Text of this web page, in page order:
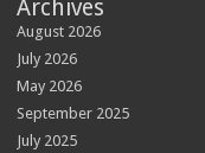
Archives
August 2026
July 2026
May 2026
September 2025
July 2025